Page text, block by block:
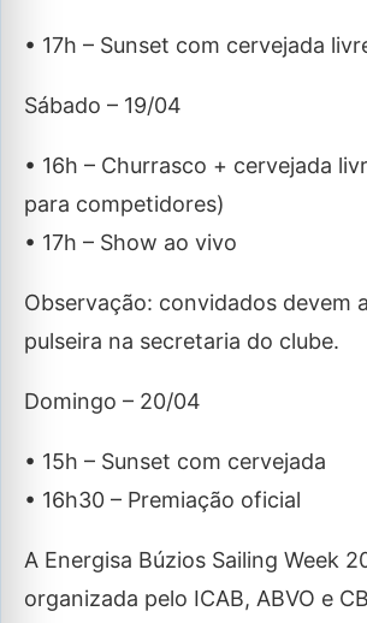
• 17h – Sunset com cervejada
Sábado – 19/04
• 16h – Churrasco + cervejada
para competidores)
• 17h – Show ao vivo
Observação: convidados devem
pulseira na secretaria do clube.
Domingo – 20/04
• 15h – Sunset com cervejada
• 16h30 – Premiação oficial
A Energisa Búzios Sailing Week
organizada pelo ICAB, ABVO e